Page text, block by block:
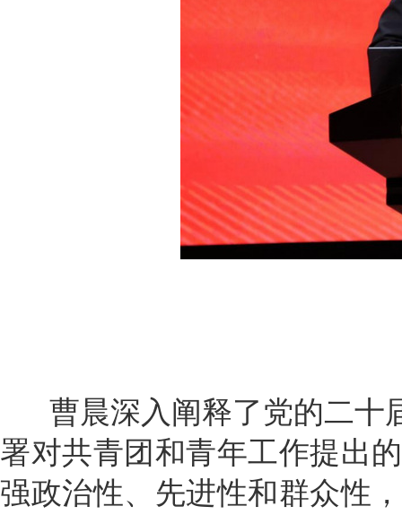
曹晨深入阐释了党的二十
署对共青团和青年工作提出
强政治性、先进性和群众性